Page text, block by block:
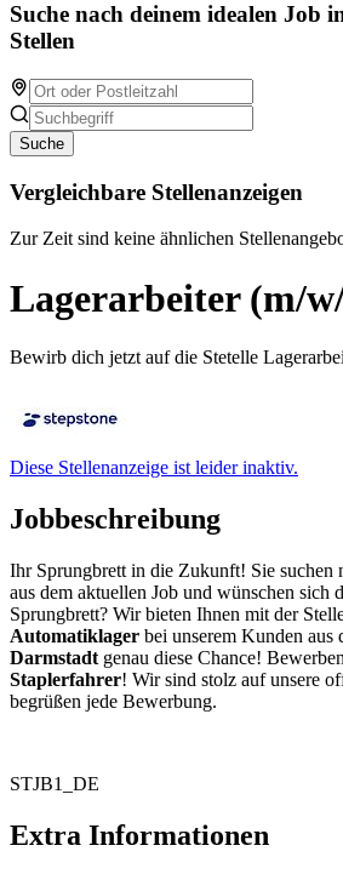
Suche nach deinem idealen Job
Stellen
Suche
Vergleichbare Stellenanzeigen
Zur Zeit sind keine ähnlichen
Lagerarbeiter (m/
Bewirb dich jetzt auf die Stetelle
Diese Stellenanzeige ist leider inaktiv.
Jobbeschreibung
Ihr Sprungbrett in die Zukunft! Sie suchen
aus dem aktuellen Job und wünschen sich
Sprungbrett? Wir bieten Ihnen mit der
Automatiklager bei unserem Kunden aus
Darmstadt genau diese Chance!
Staplerfahrer! Wir sind stolz auf unsere
begrüßen jede Bewerbung.
STJB1_DE
Extra Informationen